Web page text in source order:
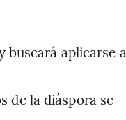
buscará aplicarse a
de la diáspora se